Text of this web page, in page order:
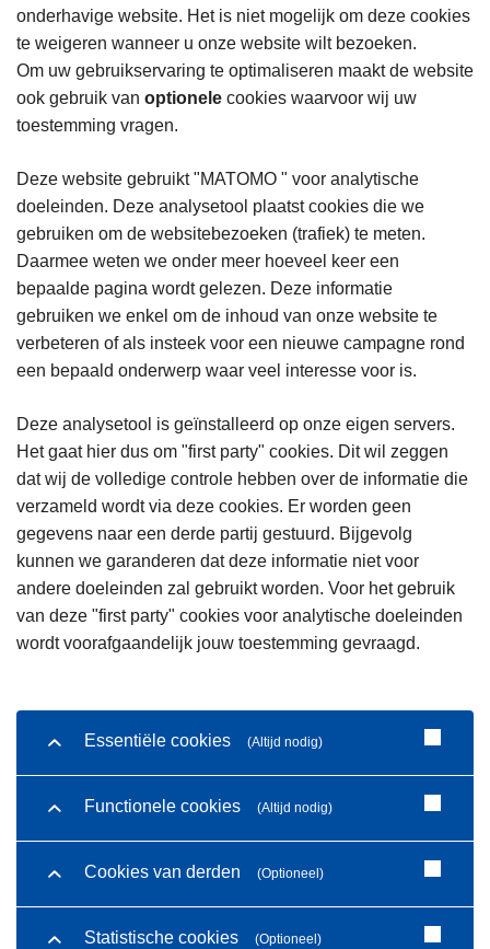
onderhavige website. Het is niet mogelijk om deze cookies
te weigeren wanneer u onze website wilt bezoeken.
Om uw gebruikservaring te optimaliseren maakt de website
ook gebruik van optionele cookies waarvoor wij uw
toestemming vragen.
Deze website gebruikt "MATOMO " voor analytische
doeleinden. Deze analysetool plaatst cookies die we
gebruiken om de websitebezoeken (trafiek) te meten.
Daarmee weten we onder meer hoeveel keer een
bepaalde pagina wordt gelezen. Deze informatie
gebruiken we enkel om de inhoud van onze website te
verbeteren of als insteek voor een nieuwe campagne rond
een bepaald onderwerp waar veel interesse voor is.
Deze analysetool is geïnstalleerd op onze eigen servers.
Het gaat hier dus om "first party" cookies. Dit wil zeggen
dat wij de volledige controle hebben over de informatie die
verzameld wordt via deze cookies. Er worden geen
gegevens naar een derde partij gestuurd. Bijgevolg
kunnen we garanderen dat deze informatie niet voor
andere doeleinden zal gebruikt worden. Voor het gebruik
van deze "first party" cookies voor analytische doeleinden
wordt voorafgaandelijk jouw toestemming gevraagd.
Essentiële cookies (Altijd nodig)
Functionele cookies (Altijd nodig)
Cookies van derden (Optioneel)
Statistische cookies (Optioneel)